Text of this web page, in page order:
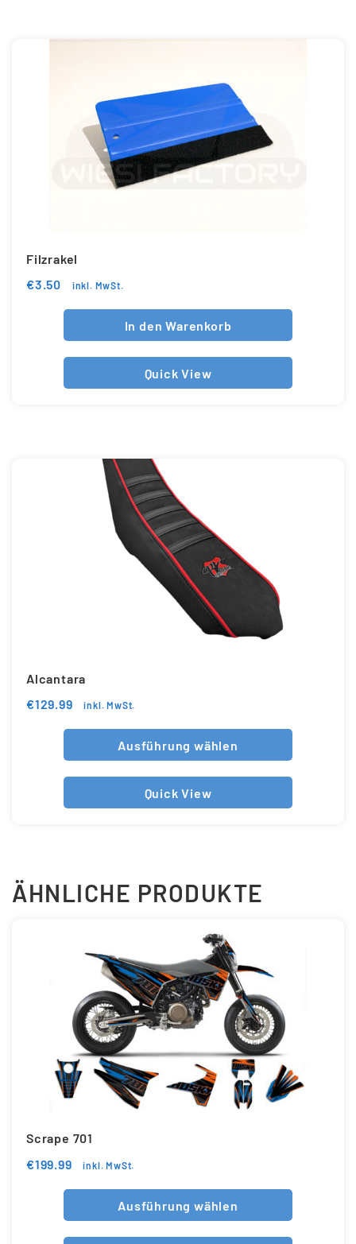
Filzrakel
€3.50 inkl. MwSt.
In den Warenkorb
Quick View
Alcantara
€129.99 inkl. MwSt.
Ausführung wählen
Quick View
ÄHNLICHE PRODUKTE
Scrape 701
€199.99 inkl. MwSt.
Ausführung wählen